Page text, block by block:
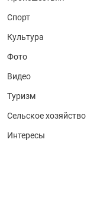
Спорт
Культура
Фото
Видео
Туризм
Сельское хозяйство
Интересы